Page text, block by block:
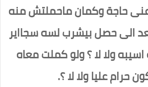
حاجة وكمان ماحملتش منه
الى حصل بيشرب لسه سجااير
ولا لا ؟ ولو كملت معاه
حرام عليا ولا لا ؟.